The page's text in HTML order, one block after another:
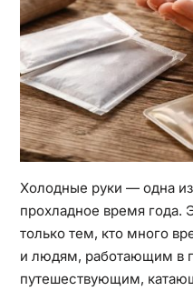
Холодные руки — одна
прохладное время
только тем, кто много
и людям, работающим в
путешествующим,